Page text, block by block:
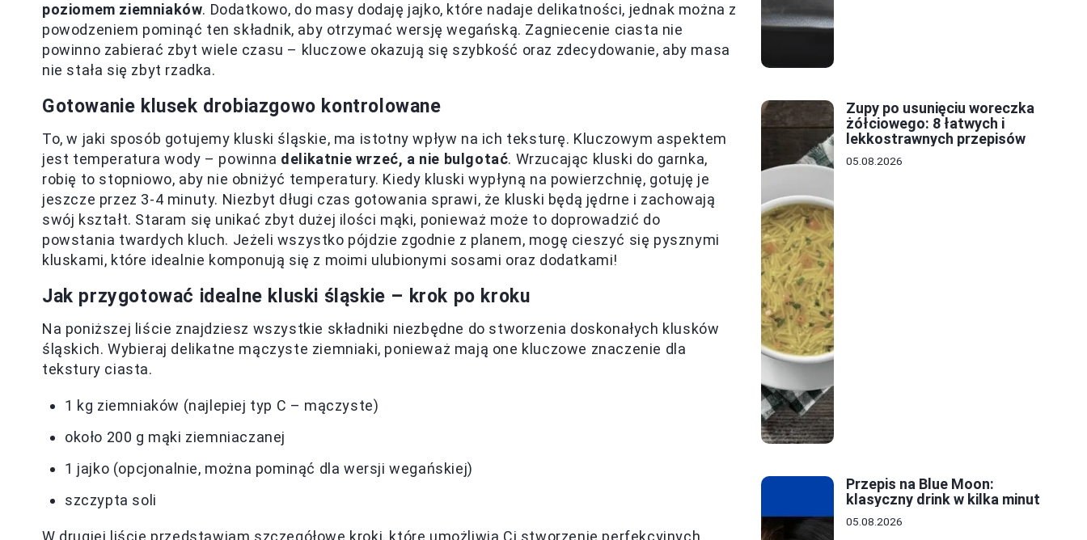
poziomem ziemniaków. Dodatkowo, do masy dodaję jajko, które nadaje delikatności, jednak można z
powodzeniem pominąć ten składnik, aby otrzymać wersję wegańską. Zagniecenie ciasta nie
powinno zabierać zbyt wiele czasu – kluczowe okazują się szybkość oraz zdecydowanie, aby masa
nie stała się zbyt rzadka.
Gotowanie klusek drobiazgowo kontrolowane
To, w jaki sposób gotujemy kluski śląskie, ma istotny wpływ na ich teksturę. Kluczowym aspektem
jest temperatura wody – powinna delikatnie wrzeć, a nie bulgotać. Wrzucając kluski do garnka,
robię to stopniowo, aby nie obniżyć temperatury. Kiedy kluski wypłyną na powierzchnię, gotuję je
jeszcze przez 3-4 minuty. Niezbyt długi czas gotowania sprawi, że kluski będą jędrne i zachowają
swój kształt. Staram się unikać zbyt dużej ilości mąki, ponieważ może to doprowadzić do
powstania twardych kluch. Jeżeli wszystko pójdzie zgodnie z planem, mogę cieszyć się pysznymi
kluskami, które idealnie komponują się z moimi ulubionymi sosami oraz dodatkami!
Jak przygotować idealne kluski śląskie – krok po kroku
Na poniższej liście znajdziesz wszystkie składniki niezbędne do stworzenia doskonałych klusków
śląskich. Wybieraj delikatne mączyste ziemniaki, ponieważ mają one kluczowe znaczenie dla
tekstury ciasta.
1 kg ziemniaków (najlepiej typ C – mączyste)
około 200 g mąki ziemniaczanej
1 jajko (opcjonalnie, można pominąć dla wersji wegańskiej)
szczypta soli
W drugiej liście przedstawiam szczegółowe kroki, które umożliwią Ci stworzenie perfekcyjnych
Zupy po usunięciu woreczka
żółciowego: 8 łatwych i
lekkostrawnych przepisów
05.08.2026
Przepis na Blue Moon:
klasyczny drink w kilka minut
05.08.2026